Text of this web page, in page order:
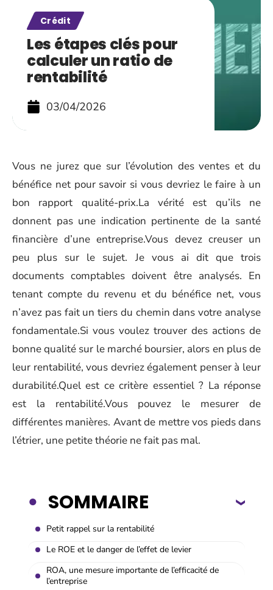
Crédit
Les étapes clés pour
calculer un ratio de
rentabilité
03/04/2026
Vous ne jurez que sur l’évolution des ventes et du
bénéfice net pour savoir si vous devriez le faire à un
bon rapport qualité-prix.La vérité est qu’ils ne
donnent pas une indication pertinente de la santé
financière d’une entreprise.Vous devez creuser un
peu plus sur le sujet. Je vous ai dit que trois
documents comptables doivent être analysés. En
tenant compte du revenu et du bénéfice net, vous
n’avez pas fait un tiers du chemin dans votre analyse
fondamentale.Si vous voulez trouver des actions de
bonne qualité sur le marché boursier, alors en plus de
leur rentabilité, vous devriez également penser à leur
durabilité.Quel est ce critère essentiel ? La réponse
est la rentabilité.Vous pouvez le mesurer de
différentes manières. Avant de mettre vos pieds dans
l’étrier, une petite théorie ne fait pas mal.
SOMMAIRE
Petit rappel sur la rentabilité
Le ROE et le danger de l’effet de levier
ROA, une mesure importante de l’efficacité de
l’entreprise